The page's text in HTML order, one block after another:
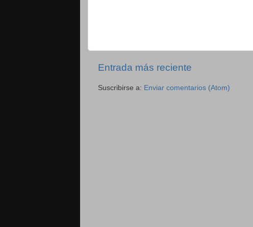
Entrada más reciente
Suscribirse a: Enviar comentarios (Atom)